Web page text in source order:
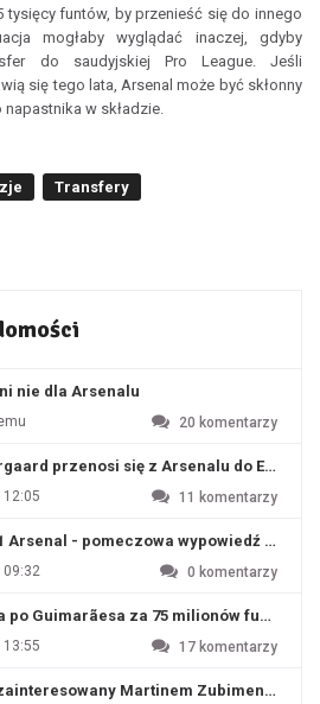
tysięcy funtów, by przenieść się do innego
mogłaby wyglądać inaczej, gdyby
do saudyjskiej Pro League. Jeśli
się tego lata, Arsenal może być skłonny
w składzie.
Transfery
nie dla Arsenalu
20 komentarzy
przenosi się z Arsenalu do
12:05 11 komentarzy
Arsenal - pomeczowa wypowiedź Artety
09:32 0 komentarzy
po Guimarãesa za 75 milionów funtów
13:55 17 komentarzy
Martinem Zubimendim